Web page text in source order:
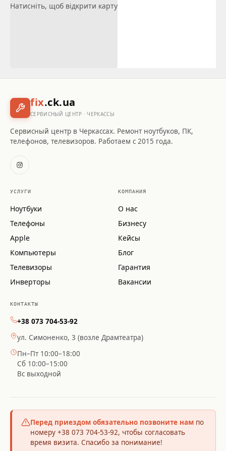
Натисніть, щоб відкрити карту
fix.ck.ua
СЕРВИСНЫЙ ЦЕНТР · ЧЕРКАССЫ
Сервисный центр в Черкассах. Ремонт ноутбуков, ПК,
телефонов, телевизоров. Работаем с 2015 года.
УСЛУГИ
Ноутбуки
Телефоны
Apple
Компьютеры
Телевизоры
Инверторы
КОМПАНИЯ
О нас
Бизнесу
Кейсы
Блог
Гарантия
Вакансии
КОНТАКТЫ
+38 073 704-53-92
ул. Симоненко, 3 (возле Драмтеатра)
Пн–Пт 10:00–18:00
Сб 10:00–15:00
Вс выходной
Перед приездом обязательно позвоните нам по
номеру +38 073 704-53-92, чтобы согласовать
время визита. Спасибо за понимание!